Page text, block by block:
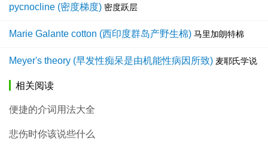
pycnocline (密度梯度) 密度跃层
Marie Galante cotton (西印度群岛产野生棉) 马里加朗特棉
Meyer's theory (早发性痴呆是由机能性病因所致) 麦耶氏学说
相关阅读
便捷的介词用法大全
悲伤时你该说些什么